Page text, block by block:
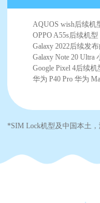
AQUOS wish后续机
OPPO A55s后续机型
Galaxy 2022后续发
Galaxy Note 20 Ultra
Google Pixel 4后续机
华为 P40 Pro 华为
*SIM Lock机型及中国本土